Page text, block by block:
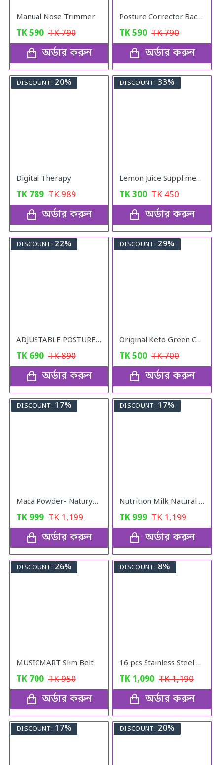
Manual Nose Trimmer
TK590 TK790
অর্ডার করুন
Posture Corrector Back Adjustable Posture
TK590 TK790
অর্ডার করুন
DISCOUNT: 20%
Digital Therapy
TK 789 TK989
অর্ডার করুন
DISCOUNT: 33%
Lemon Juice Suppliment Weight Loss Lemon Juice 120g
TK300 TK450
অর্ডার করুন
DISCOUNT: 22%
ADJUSTABLE POSTURE Back Support Belt (UNISEX)
TK 690 TK890
অর্ডার করুন
DISCOUNT: 29%
Original Keto Green Coffee weight loss
TK500 TK700
অর্ডার করুন
DISCOUNT: 17%
Maca Powder- Naturya Organic
TK 999 TK1,199
অর্ডার করুন
DISCOUNT: 17%
Nutrition Milk Natural Weight Gain Formula
TK 999 TK1,199
অর্ডার করুন
DISCOUNT: 26%
MUSICMART Slim Belt
TK 700 TK950
অর্ডার করুন
DISCOUNT: 8%
16 pcs Stainless Steel Nail Cutter Clipper Tool Box Set For Personal Care Manicure Set
TK 1,090 TK1,190
অর্ডার করুন
DISCOUNT: 17% DISCOUNT: 20%